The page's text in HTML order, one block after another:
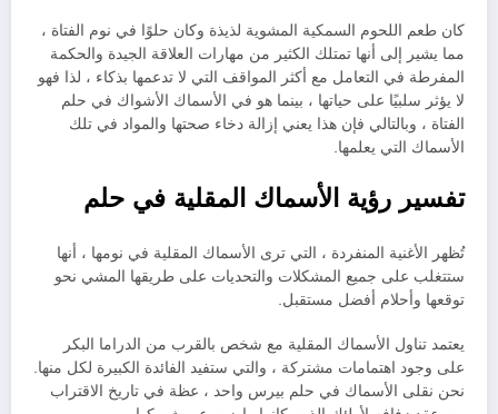
كان طعم اللحوم السمكية المشوية لذيذة وكان حلوًا في نوم الفتاة ،
مما يشير إلى أنها تمتلك الكثير من مهارات العلاقة الجيدة والحكمة
المفرطة في التعامل مع أكثر المواقف التي لا تدعمها بذكاء ، لذا فهو
لا يؤثر سلبيًا على حياتها ، بينما هو في الأسماك الأشواك في حلم
الفتاة ، وبالتالي فإن هذا يعني إزالة دخاء صحتها والمواد في تلك
الأسماك التي يعلمها.
تفسير رؤية الأسماك المقلية في حلم
تُظهر الأغنية المنفردة ، التي ترى الأسماك المقلية في نومها ، أنها
ستتغلب على جميع المشكلات والتحديات على طريقها المشي نحو
توقعها وأحلام أفضل مستقبل.
يعتمد تناول الأسماك المقلية مع شخص بالقرب من الدراما البكر
على وجود اهتمامات مشتركة ، والتي ستفيد الفائدة الكبيرة لكل منها.
نحن نقلى الأسماك في حلم بيرس واحد ، عظة في تاريخ الاقتراب